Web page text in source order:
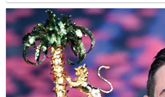
dopo di lui? Mika più un'eventuale conferma di
soluzione giusta.